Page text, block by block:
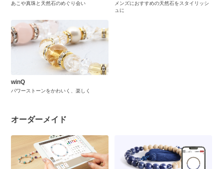
あこや真珠と天然石のめぐり会い
メンズにおすすめの天然石をスタイリッシ
ュに
winQ
パワーストーンをかわいく、楽しく
オーダーメイド